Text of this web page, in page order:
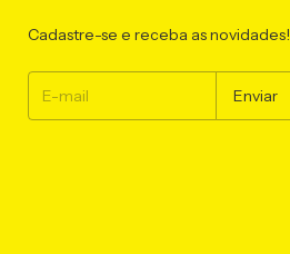
Cadastre-se e receba as novidades!